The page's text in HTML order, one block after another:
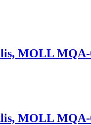
MOLL MQA-
MOLL MQA-